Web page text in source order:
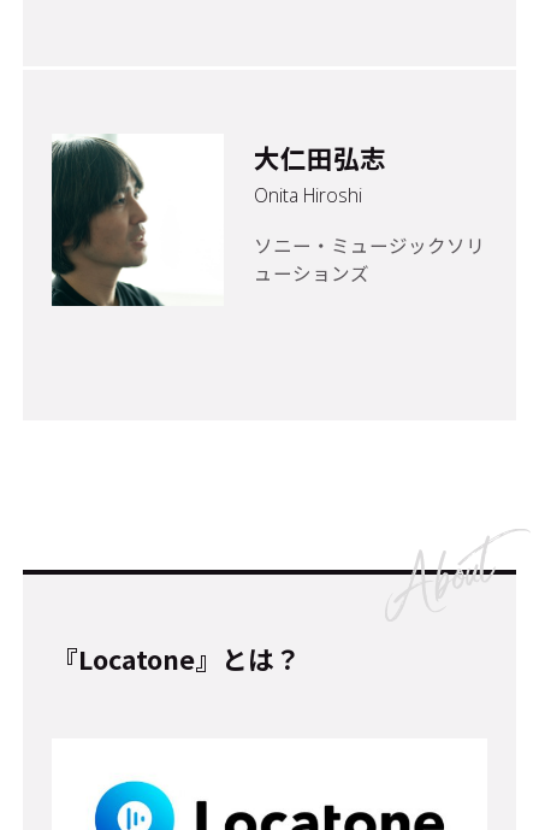
大仁田弘志
Onita Hiroshi
ソニー・ミュージックソリ
ューションズ
『Locatone』とは？